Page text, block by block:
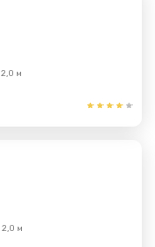
2,0 м
2,0 м